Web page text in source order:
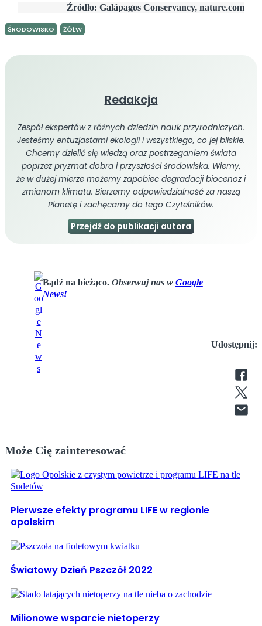
Źródło: Galápagos Conservancy, nature.com
ŚRODOWISKO ŻÓŁW
Redakcja
Zespół ekspertów z różnych dziedzin nauk przyrodniczych.
Jesteśmy entuzjastami ekologii i wszystkiego, co jej bliskie.
Chcemy dzielić się wiedzą oraz postrzeganiem świata
poprzez pryzmat dobra i przyszłości środowiska. Wiemy,
że w dużej mierze możemy zapobiec degradacji biocenoz i
zmianom klimatu. Bierzemy odpowiedzialność za naszą
Planetę i zachęcamy do tego Czytelników.
Przejdź do publikacji autora
Bądź na bieżąco. Obserwuj nas w Google
News!
Udostępnij:
Może Cię zainteresować
Pierwsze efekty programu LIFE w regionie
opolskim
Światowy Dzień Pszczół 2022
Milionowe wsparcie nietoperzy